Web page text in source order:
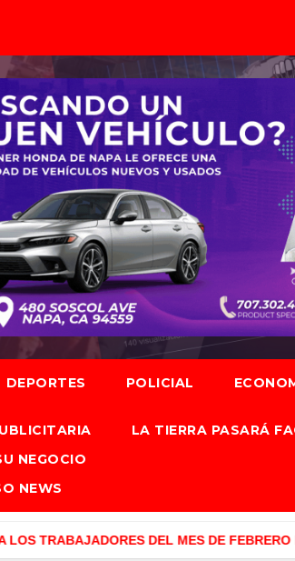
DEPORTES POLICIAL
NEGOCIO
NEWS
LA TIERRA PASARÁ
DEL MES DE FEBRERO POR SU GRAN